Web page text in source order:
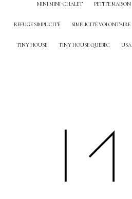
MINI MINI-CHALET PETITE MAISON
REFUGE SIMPLICITÉ SIMPLICITÉ VOLONTAIRE
TINY HOUSE TINY HOUSE QUEBEC USA